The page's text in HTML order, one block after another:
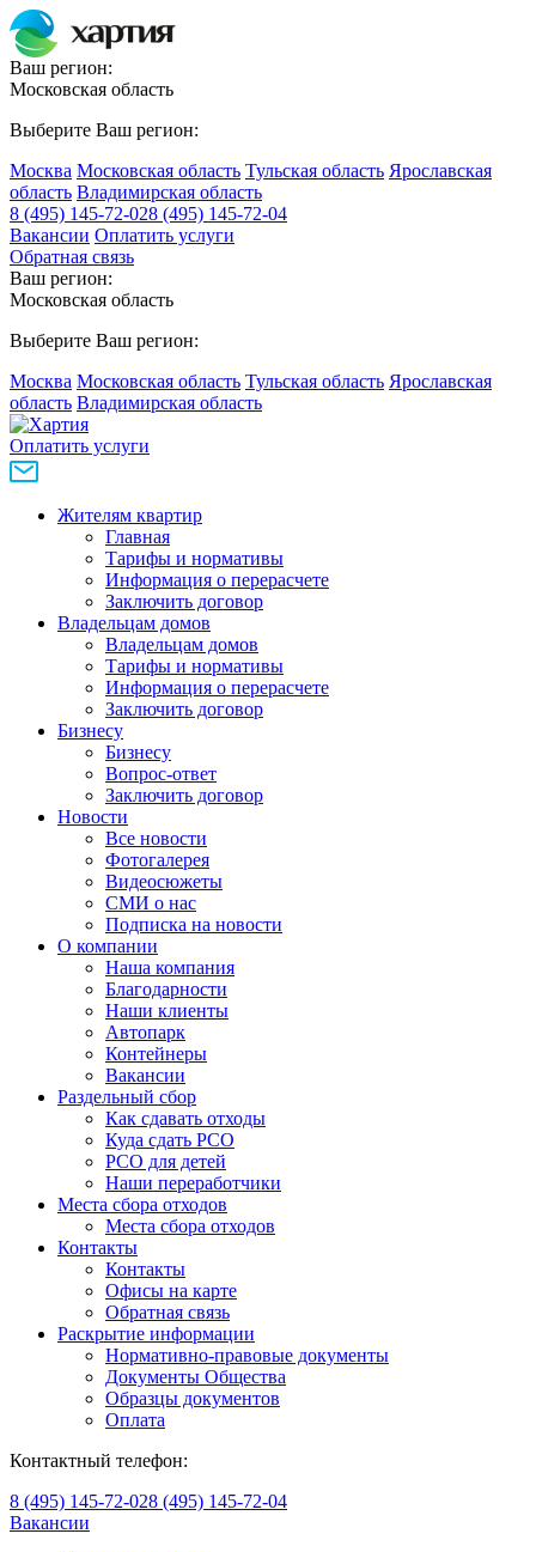
Ваш регион:
Московская область
Выберите Ваш регион:
Москва Московская область Тульская область Ярославская
область Владимирская область
8 (495) 145-72-028 (495) 145-72-04
Вакансии Оплатить услуги
Обратная связь
Ваш регион:
Московская область
Выберите Ваш регион:
Москва Московская область Тульская область Ярославская
область Владимирская область
Оплатить услуги
Жителям квартир
Главная
Тарифы и нормативы
Информация о перерасчете
Заключить договор
Владельцам домов
Владельцам домов
Тарифы и нормативы
Информация о перерасчете
Заключить договор
Бизнесу
Бизнесу
Вопрос-ответ
Заключить договор
Новости
Все новости
Фотогалерея
Видеосюжеты
СМИ о нас
Подписка на новости
О компании
Наша компания
Благодарности
Наши клиенты
Автопарк
Контейнеры
Вакансии
Раздельный сбор
Как сдавать отходы
Куда сдать РСО
РСО для детей
Наши переработчики
Места сбора отходов
Места сбора отходов
Контакты
Контакты
Офисы на карте
Обратная связь
Раскрытие информации
Нормативно-правовые документы
Документы Общества
Образцы документов
Оплата
Контактный телефон:
8 (495) 145-72-028 (495) 145-72-04
Вакансии